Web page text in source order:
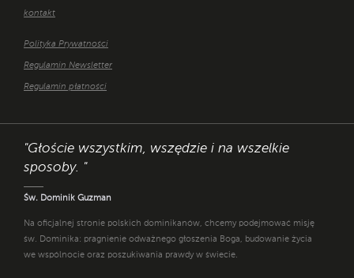
kontakt
Polityka Prywatności
Regulamin Newsletter
Regulamin płatności
"Głoście wszystkim, wszędzie i na wszelkie
sposoby. "
Św. Dominik Guzman
Na oficjalnej stronie polskich dominikanów, chcemy podejmować misję
św. Dominika: pragnienie odważnego głoszenia Boga, budowanie życia
we wspólnocie oraz poszukiwania prawdy w świecie.